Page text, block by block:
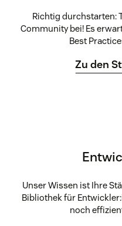
Richtig durchstarten:
Community bei! Es
Best
Zu den
Unser Wissen ist Ihre
Bibliothek für
noch